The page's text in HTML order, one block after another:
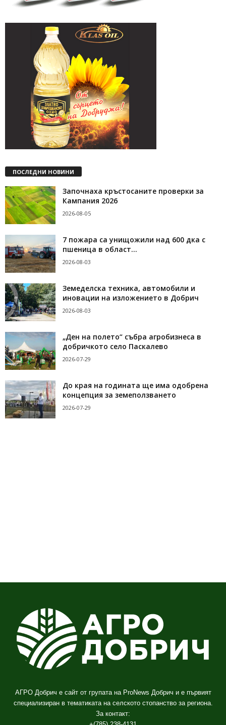
ПОСЛЕДНИ НОВИНИ
Започнаха кръстосаните проверки за
Кампания 2026
2026-08-05
7 пожара са унищожили над 600 дка с
пшеница в област...
2026-08-03
Земеделска техника, автомобили и
иновации на изложението в Добрич
2026-08-03
„Ден на полето“ събра агробизнеса в
добричкото село Паскалево
2026-07-29
До края на годината ще има одобрена
концепция за земеползването
2026-07-29
АГРО Добрич е сайт от групата на ProNews Добрич и е първият
специализиран в тематиката на селското стопанство за региона.
За контакт: